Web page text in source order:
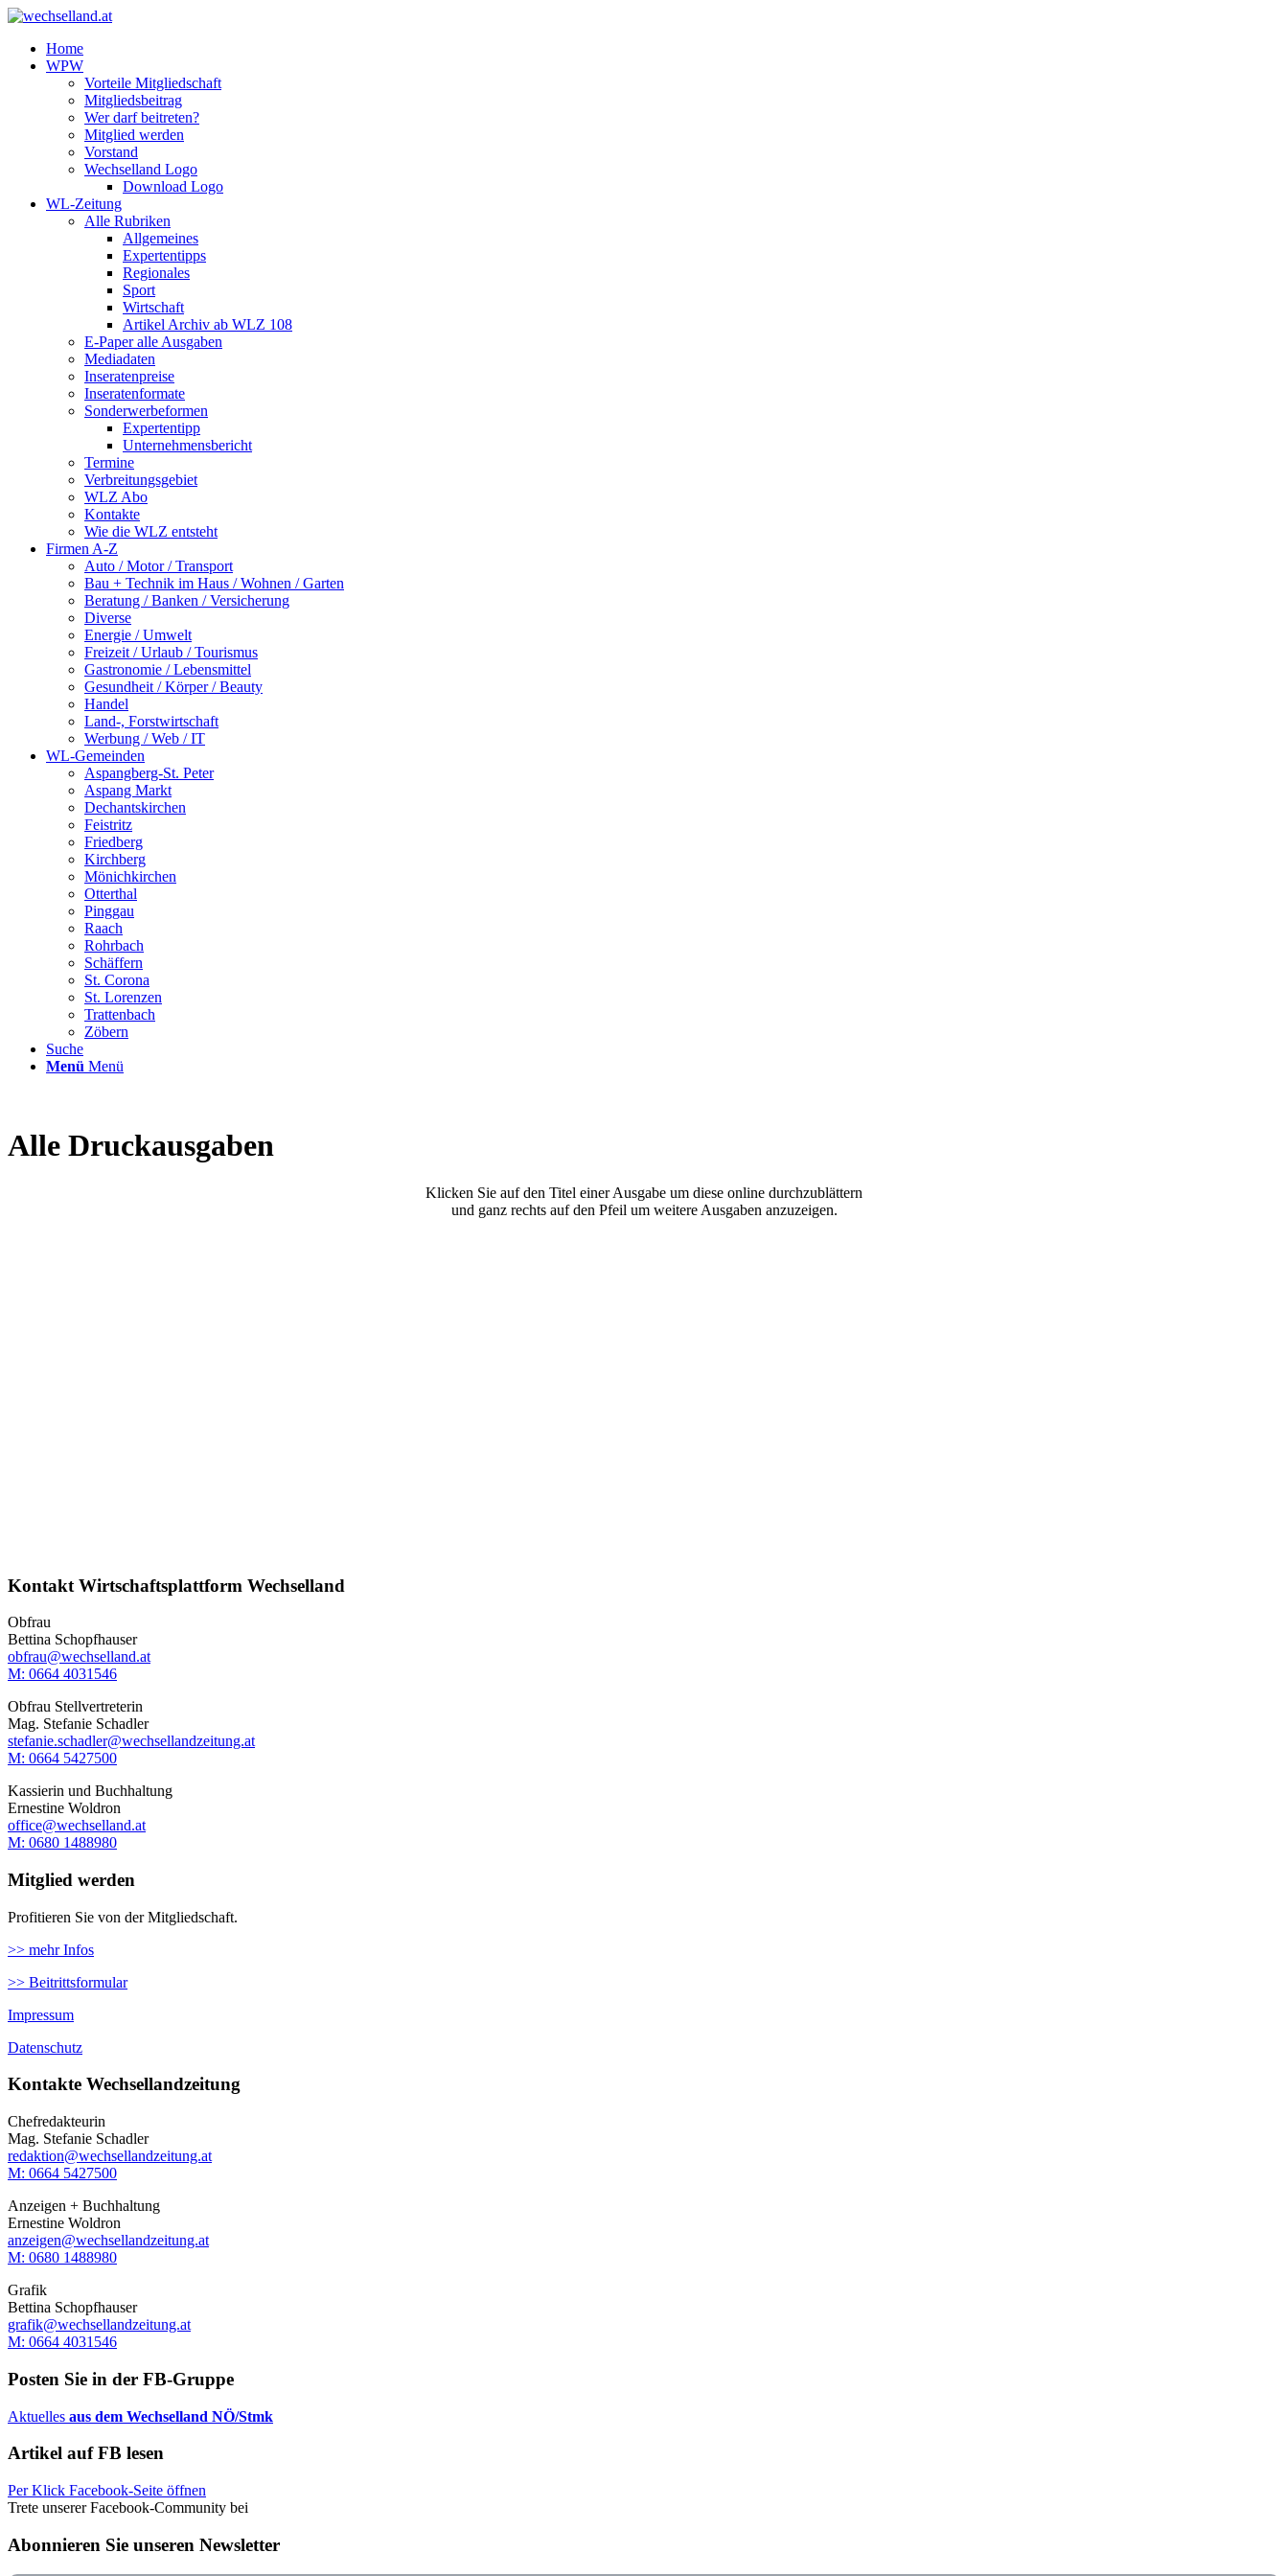
Home
WPW
Vorteile Mitgliedschaft
Mitgliedsbeitrag
Wer darf beitreten?
Mitglied werden
Vorstand
Wechselland Logo
Download Logo
WL-Zeitung
Alle Rubriken
Allgemeines
Expertentipps
Regionales
Sport
Wirtschaft
Artikel Archiv ab WLZ 108
E-Paper alle Ausgaben
Mediadaten
Inseratenpreise
Inseratenformate
Sonderwerbeformen
Expertentipp
Unternehmensbericht
Termine
Verbreitungsgebiet
WLZ Abo
Kontakte
Wie die WLZ entsteht
Firmen A-Z
Auto / Motor / Transport
Bau + Technik im Haus / Wohnen / Garten
Beratung / Banken / Versicherung
Diverse
Energie / Umwelt
Freizeit / Urlaub / Tourismus
Gastronomie / Lebensmittel
Gesundheit / Körper / Beauty
Handel
Land-, Forstwirtschaft
Werbung / Web / IT
WL-Gemeinden
Aspangberg-St. Peter
Aspang Markt
Dechantskirchen
Feistritz
Friedberg
Kirchberg
Mönichkirchen
Otterthal
Pinggau
Raach
Rohrbach
Schäffern
St. Corona
St. Lorenzen
Trattenbach
Zöbern
Suche
Menü Menü
Alle Druckausgaben
Klicken Sie auf den Titel einer Ausgabe um diese online durchzublättern
und ganz rechts auf den Pfeil um weitere Ausgaben anzuzeigen.
Kontakt Wirtschaftsplattform Wechselland
Obfrau
Bettina Schopfhauser
obfrau@wechselland.at
M: 0664 4031546
Obfrau Stellvertreterin
Mag. Stefanie Schadler
stefanie.schadler@wechsellandzeitung.at
M: ‭0664 5427500‬
Kassierin und Buchhaltung
Ernestine Woldron
office@wechselland.at
M: ‭0680 1488980‬
Mitglied werden
Profitieren Sie von der Mitgliedschaft.
>> mehr Infos
>> Beitrittsformular
Impressum
Datenschutz
Kontakte Wechsellandzeitung
Chefredakteurin
Mag. Stefanie Schadler
redaktion@wechsellandzeitung.at
M: 0664 5427500‬
Anzeigen + Buchhaltung
Ernestine Woldron
anzeigen@wechsellandzeitung.at
M: ‭0680 1488980‬
Grafik
Bettina Schopfhauser
grafik@wechsellandzeitung.at
M: 0664 4031546
Posten Sie in der FB-Gruppe
Aktuelles aus dem Wechselland NÖ/Stmk
Artikel auf FB lesen
Per Klick Facebook-Seite öffnen
Trete unserer Facebook-Community bei
Abonnieren Sie unseren Newsletter